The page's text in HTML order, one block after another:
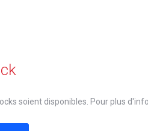
soient disponibles. Pour plus